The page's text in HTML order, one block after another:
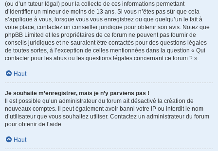
(ou d’un tuteur légal) pour la collecte de ces informations permettant
d’identifier un mineur de moins de 13 ans. Si vous n’êtes pas sûr que cela
s’applique à vous, lorsque vous vous enregistrez ou que quelqu’un le fait à
votre place, contactez un conseiller juridique pour obtenir son avis. Notez que
phpBB Limited et les propriétaires de ce forum ne peuvent pas fournir de
conseils juridiques et ne sauraient être contactés pour des questions légales
de toutes sortes, à l’exception de celles mentionnées dans la question « Qui
contacter pour les abus ou les questions légales concernant ce forum ? ».
Haut
Je souhaite m’enregistrer, mais je n’y parviens pas !
Il est possible qu’un administrateur du forum ait désactivé la création de
nouveaux comptes. Il peut également avoir banni votre IP ou interdit le nom
d’utilisateur que vous souhaitez utiliser. Contactez un administrateur du forum
pour obtenir de l’aide.
Haut